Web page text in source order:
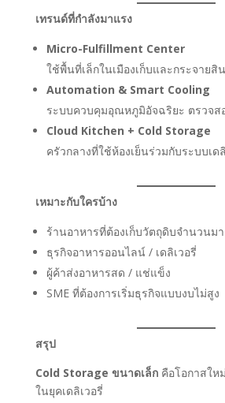
เทรนด์ที่กำลังมาแรง
Micro-Fulfillment Center
ใช้พื้นที่เล็กในเมืองเก็บและกระจายสิ
Automation & Smart Cooling
ระบบควบคุมอุณหภูมิอัจฉริยะ ตรวจส
Cloud Kitchen + Cold Storage
ครัวกลางที่ใช้ห้องเย็นร่วมกับระบบเด
เหมาะกับใครบ้าง
ร้านอาหารที่ต้องเก็บวัตถุดิบจำนวนม
ธุรกิจอาหารออนไลน์ / เดลิเวอรี่
ผู้ค้าส่งอาหารสด / แช่แข็ง
SME ที่ต้องการเริ่มธุรกิจแบบงบไม่สูง
สรุป
Cold Storage ขนาดเล็กคือโอกาสให
ในยุคเดลิเวอรี่